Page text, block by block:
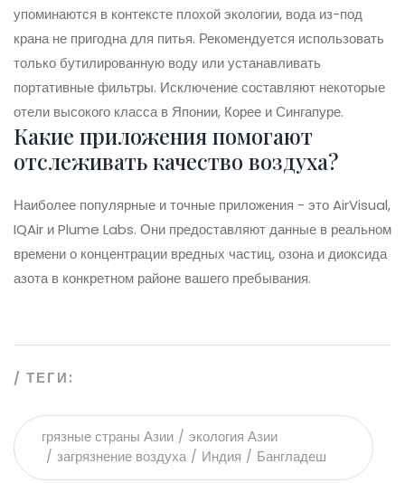
упоминаются в контексте плохой экологии, вода из-под
крана не пригодна для питья. Рекомендуется использовать
только бутилированную воду или устанавливать
портативные фильтры. Исключение составляют некоторые
отели высокого класса в Японии, Корее и Сингапуре.
Какие приложения помогают
отслеживать качество воздуха?
Наиболее популярные и точные приложения - это AirVisual,
IQAir и Plume Labs. Они предоставляют данные в реальном
времени о концентрации вредных частиц, озона и диоксида
азота в конкретном районе вашего пребывания.
ТЕГИ:
грязные страны Азии
экология Азии
загрязнение воздуха
Индия Бангладеш